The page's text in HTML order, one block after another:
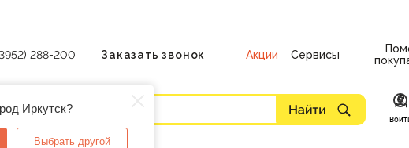
Иркутск?
Выбрать другой
288-200 Заказать звонок Акции Сервисы